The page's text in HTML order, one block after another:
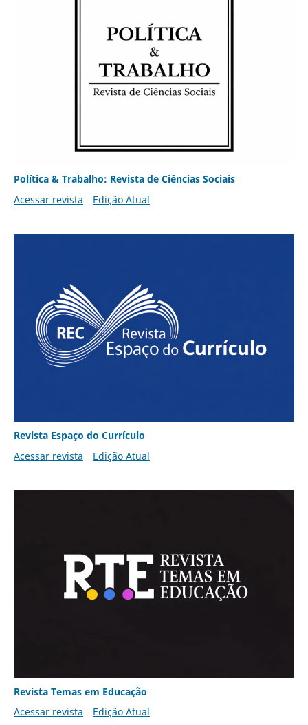
Política & Trabalho: Revista de Ciências Sociais
Acessar revista
Edição Atual
Revista Espaço do Currículo
Acessar revista
Edição Atual
Revista Temas em Educação
Acessar revista
Edição Atual